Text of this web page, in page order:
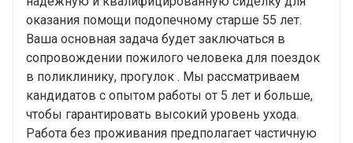
оказания помощи подопечному старше 55 лет.
Ваша основная задача будет заключаться в
сопровождении пожилого человека для поездок
в поликлинику, прогулок . Мы рассматриваем
кандидатов с опытом работы от 5 лет и больше,
чтобы гарантировать высокий уровень ухода.
Работа без проживания предполагает частичную